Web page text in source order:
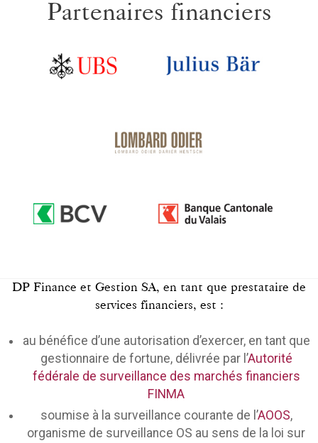
Partenaires financiers
DP Finance et Gestion SA, en tant que prestataire de
services financiers, est :
au bénéfice d’une autorisation d’exercer, en tant que
gestionnaire de fortune, délivrée par l’Autorité
fédérale de surveillance des marchés financiers
FINMA
soumise à la surveillance courante de l’AOOS,
organisme de surveillance OS au sens de la loi sur